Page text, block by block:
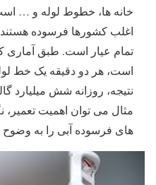
خانه ها، خطوط لوله و …
اغلب کشورها فرسوده
تمام عیار است. طبق آماری
است، هر دو دقیقه یک خط
نتیجه، روزانه شش میلیارد
مثال می توان اهمیت
های فرسوده آبی را به